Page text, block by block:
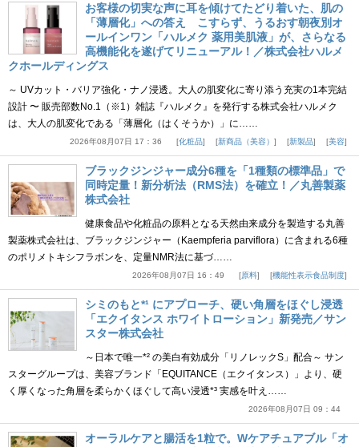
お客様の切実な声に耳を傾けてたどり着いた、肌の
「薄層化」への答え こすらず、うるおす朝夜別オ
ールインワン「ハルメク 薬用美肌液」が、さらなる
高機能化を遂げてリニューアル！／株式会社ハルメ
クホールディングス
～ UVカット・バリア強化・ナノ浸透。大人の肌変化に寄り添う充実の1本完結
設計 〜 販売部数No.1（※1）雑誌『ハルメク』を発行する株式会社ハルメク
は、大人の肌変化である「薄層化（はくそうか）」に……
2026年08月07日 17：36 化粧品 新商品（美容） 新製品 美容
ブラックジンジャー成分6種を「1種類の標準品」で
同時定量！新分析法（RMS法）を確立！／丸善製薬
株式会社
健康食品や化粧品の原料となる天然由来成分を製造する丸善
製薬株式会社は、ブラックジンジャー（Kaempferia parviflora）に含まれる6種
のポリメトキシフラボンを、定量NMR法に基づ……
2026年08月07日 16：49 原料 機能性表示食品制度
シミのもと*¹ にアプローチ、硬い角層をほぐし浸透
「エクイタンス ホワイトローション」新発売／サン
スター株式会社
～日本で唯一*² の美白有効成分「リノレックS」配合～ サン
スターグループは、美容ブランド「EQUITANCE（エクイタンス）」より、硬
く厚くなった角層を柔らかくほぐして高い浸透*³ 実感を叶え……
2026年08月07日 09：44
オーラルケアと腸活を1粒で。Wケアチュアブル「オ